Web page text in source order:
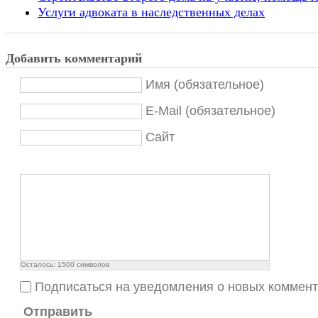
Услуги адвоката в наследственных делах
Добавить комментарий
Имя (обязательное)
E-Mail (обязательное)
Сайт
Осталось: 1500 символов
Подписаться на уведомления о новых
Отправить